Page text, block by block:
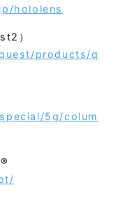
hololens
）
products/q
5g/colum